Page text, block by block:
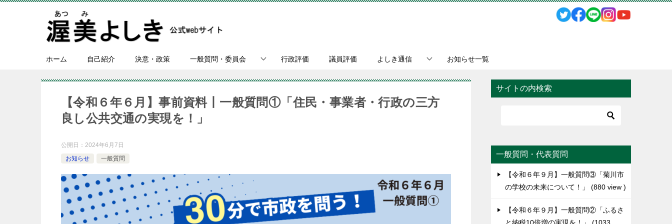
ホーム 自己紹介 決意・政策 一般質問・委員会 行政評価 議員評価 よしき通信 お知らせ一覧
【令和６年６月】事前資料丨一般質問①「住民・事業者・行政の三方
良し公共交通の実現を！」
公開日： 2024年6月7日
お知らせ
一般質問
サイトの内検索
一般質問・代表質問
【令和６年９月】一般質問③「菊川市
の学校の未来について！」
880 view
【令和６年９月】一般質問②「ふるさ
と納税10倍増の実現を！」
1033